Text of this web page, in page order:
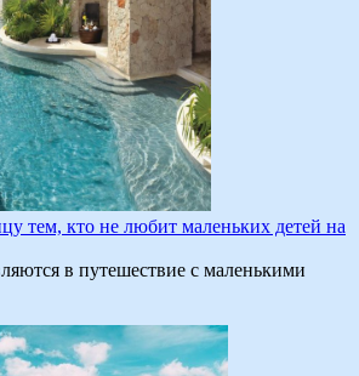
тем, кто не любит маленьких детей на
в путешествие с маленькими